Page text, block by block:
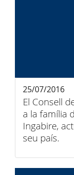
El Consell
a la família
Ingabire,
seu país.
25/07/2016